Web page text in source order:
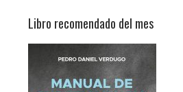
Libro recomendado del mes